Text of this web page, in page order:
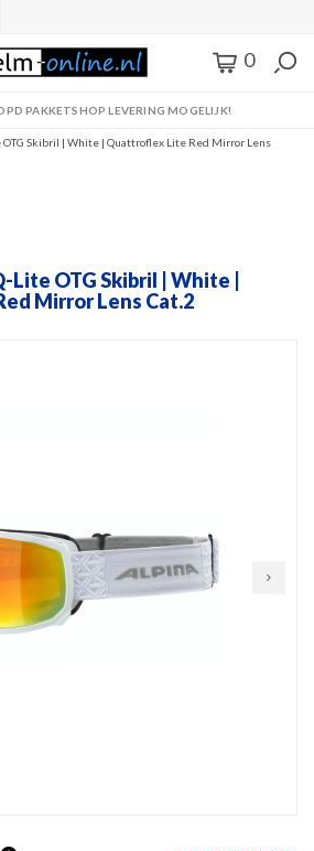
0
PAKKETSHOP LEVERING MOGELIJK!
OTG Skibril | White | Quattroflex Lite Red Mirror Lens
Lite OTG Skibril | White |
Mirror Lens Cat.2